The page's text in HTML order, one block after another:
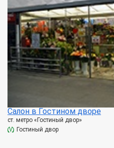
Салон в Гостином дворе
ст. метро «Гостиный двор»
Гостиный двор